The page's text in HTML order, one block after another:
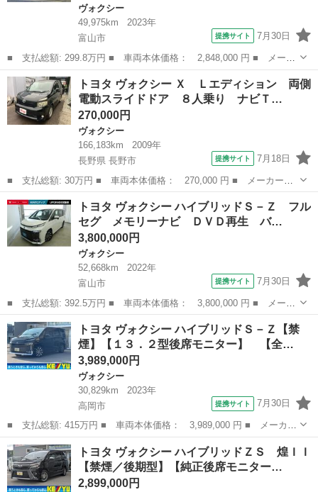
ヴォクシー
49,975km
2023年
富山市
提携サイト 7月30日
■ 支払総額: 299.8万円 ■ 車両本体価格： 2,848,000 円 ■ メーカ
ー名： トヨタ ■ 車種名： ヴォクシー ■ グレード名： Ｓ－
Ｇ 純正ディスプレイオーディオ トヨタセーフティセンス バック
モニター ...
富山 富山市 ヴォクシー
トヨタ ヴォクシー Ｘ Ｌエディション 両側
電動スライドドア ８人乗り ナビＴ…
270,000円
ヴォクシー
166,183km
2009年
長野県 長野市
提携サイト 7月18日
■ 支払総額: 30万円 ■ 車両本体価格： 270,000 円 ■ メーカー
名： トヨタ ■ 車種名： ヴォクシー ■ グレード名： Ｘ Ｌエ
ディション 両側電動スライドドア ８人乗り ナビＴＶ バックカ
メラ キーレス ...
長野 長野市 ヴォクシー
トヨタ ヴォクシー ハイブリッドＳ－Ｚ フル
セグ メモリーナビ ＤＶＤ再生 バ…
3,800,000円
ヴォクシー
52,668km
2022年
富山市
提携サイト 7月30日
■ 支払総額: 392.5万円 ■ 車両本体価格： 3,800,000 円 ■ メーカ
ー名： トヨタ ■ 車種名： ヴォクシー ■ グレード名： ハイブ
リッドＳ－Ｚ フルセグ メモリーナビ ＤＶＤ再生 バックカメ
ラ 衝突被...
富山 富山市 ヴォクシー
トヨタ ヴォクシー ハイブリッドＳ－Ｚ【禁
煙】【１３．２型後席モニター】 【全…
3,989,000円
ヴォクシー
30,829km
2023年
高岡市
提携サイト 7月30日
■ 支払総額: 415万円 ■ 車両本体価格： 3,989,000 円 ■ メーカー
名： トヨタ ■ 車種名： ヴォクシー ■ グレード名： ハイブリ
ッドＳ－Ｚ【禁煙】【１３．２型後席モニター】 【全方位カメラ】
【１０．５...
富山 高岡市 ヴォクシー
トヨタ ヴォクシー ハイブリッドＺＳ 煌ＩＩ
【禁煙／後期型】【純正後席モニター…
2,899,000円